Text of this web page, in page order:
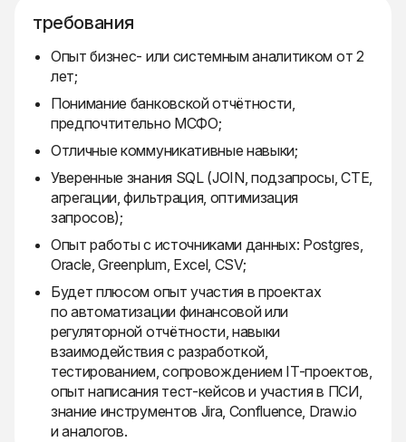
требования
Опыт бизнес- или системным аналитиком от 2
лет;
Понимание банковской отчётности,
предпочтительно МСФО;
Отличные коммуникативные навыки;
Уверенные знания SQL (JOIN, подзапросы, CTE,
агрегации, фильтрация, оптимизация
запросов);
Опыт работы с источниками данных: Postgres,
Oracle, Greenplum, Excel, CSV;
Будет плюсом опыт участия в проектах
по автоматизации финансовой или
регуляторной отчётности, навыки
взаимодействия с разработкой,
тестированием, сопровождением IT-проектов,
опыт написания тест-кейсов и участия в ПСИ,
знание инструментов Jira, Confluence, Draw.io
и аналогов.